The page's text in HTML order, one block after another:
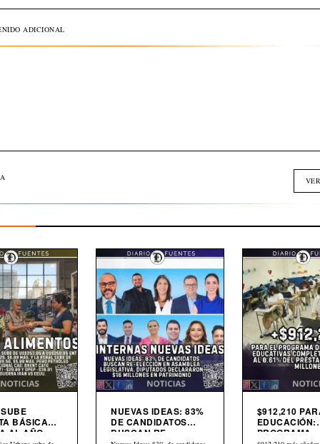
ADICIONAL
BÁSICA
AL AÑO.
NUEVAS IDEAS: 83%
DE CANDIDATOS
BUSCAN RE-
$912,210
EDUCACIÓN:
PROGRAMA